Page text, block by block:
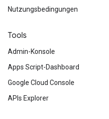
Nutzungsbedingungen
Tools
Admin-Konsole
Apps Script-Dashboard
Google Cloud Console
APIs Explorer